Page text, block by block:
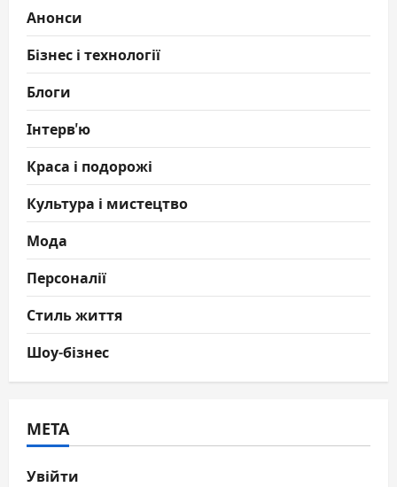
Анонси
Бізнес і технології
Блоги
Інтерв'ю
Краса і подорожі
Культура і мистецтво
Мода
Персоналії
Стиль життя
Шоу-бізнес
МЕТА
Увійти